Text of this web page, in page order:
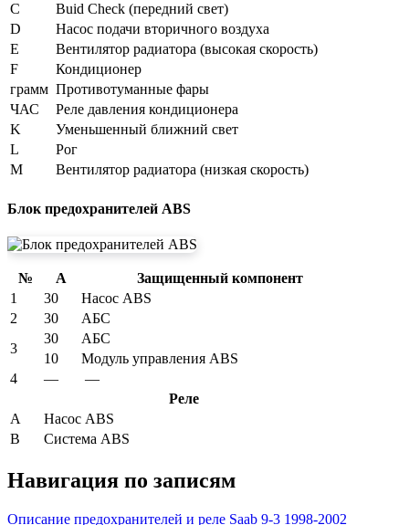
C
Buid Check (передний свет)
D
Насос подачи вторичного воздуха
E
Вентилятор радиатора (высокая скорость)
F
Кондиционер
грамм Противотуманные фары
ЧАС
Реле давления кондиционера
K
Уменьшенный ближний свет
L
Рог
M
Вентилятор радиатора (низкая скорость)
Блок предохранителей ABS
№ А
Защищенный компонент
1
30
Насос ABS
2
30
АБС
3
30
АБС
10
Модуль управления ABS
4
—
—
Реле
А
Насос ABS
B
Система ABS
Навигация по записям
Описание предохранителей и реле Saab 9-3 1998-2002